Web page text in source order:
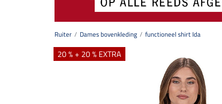
Ruiter Dames bovenkleding functioneel shirt Ida
20 % + 20 % EXTRA